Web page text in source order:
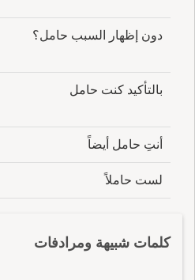
دون إظهار السبب حامل؟
بالتأكيد كنت حامل
أنتِ حامل أيضاً
لست حاملاً
كلمات شبيهة ومرادفات